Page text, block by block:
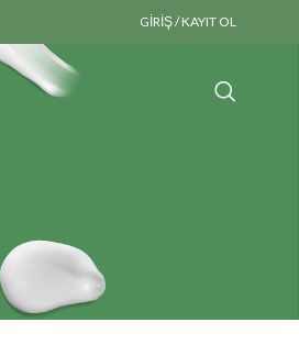
GIRIŞ / KAYIT OL